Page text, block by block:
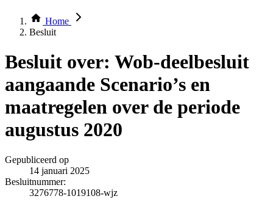
Thema COVID-19
Bekijk per bestuursorgaan
Home
Besluit
Besluit over: Wob-deelbesluit
aangaande Scenario’s en
maatregelen over de periode
augustus 2020
Gepubliceerd op
14 januari 2025
Besluitnummer:
3276778-1019108-wjz